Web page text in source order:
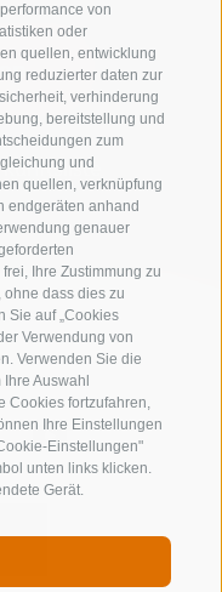
von
oder
quellen, entwicklung
reduzierter daten zur
verhinderung
bereitstellung und
zum
und
quellen, verknüpfung
endgeräten anhand
genauer
Ihre Zustimmung zu
dass dies zu
Sie auf „Cookies
Verwendung von
Verwenden Sie die
Auswahl
Cookies fortzufahren,
Ihre Einstellungen
Einstellungen"
unten links klicken.
Gerät.